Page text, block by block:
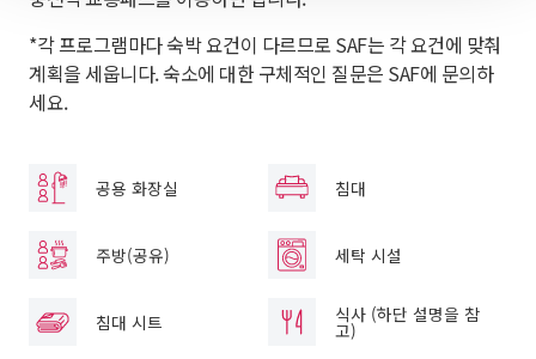
*각 프로그램마다 숙박 요건이 다르므로 SAF는 각 요건에 맞춰
계획을 세웁니다. 숙소에 대한 구체적인 질문은 SAF에 문의하
세요.
공용 화장실 침대
주방(공유) 세탁 시설
침대 시트 식사 (하단 설명을 참
고)